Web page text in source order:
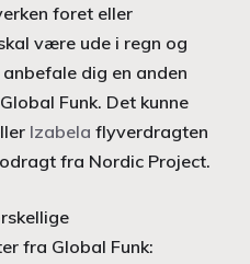
foret eller
være ude i regn og
dig en anden
Funk. Det kunne
Izabela flyverdragten
fra Nordic Project.
fra Global Funk: